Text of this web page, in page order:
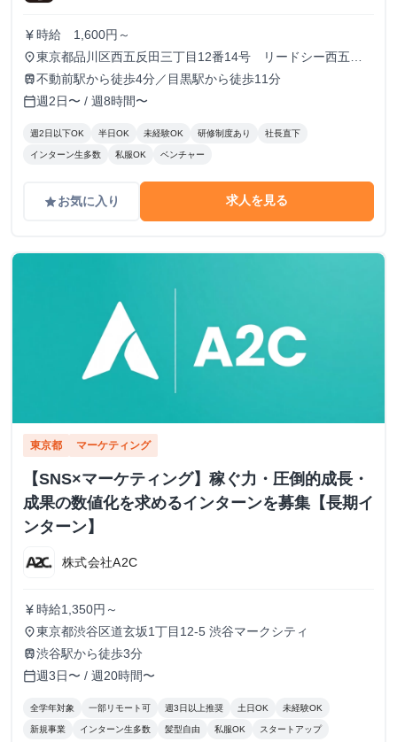
currency_yen 時給 1,600円～
place東京都品川区西五反田三丁目12番14号 リードシー西五反
田ビル7-8階（受付8階）
train不動前駅から徒歩4分／目黒駅から徒歩11分
calendar_today週2日〜 / 週8時間〜
週2日以下OK 半日OK 未経験OK 研修制度あり 社長直下
インターン生多数 私服OK ベンチャー
gradeお気に入り 求人を見る
東京都 マーケティング
【SNS×マーケティング】稼ぐ力・圧倒的成長・
成果の数値化を求めるインターンを募集【長期イ
ンターン】
株式会社A2C
currency_yen 時給1,350円～
place東京都渋谷区道玄坂1丁目12-5 渋谷マークシティ
train渋谷駅から徒歩3分
calendar_today週3日〜 / 週20時間〜
全学年対象 一部リモート可 週3日以上推奨 土日OK 未経験OK
新規事業 インターン生多数 髪型自由 私服OK スタートアップ